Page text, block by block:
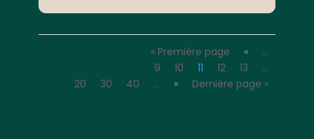
« Première page «
…
9
10 11 12 13
…
20
30 40 … » Dernière page »